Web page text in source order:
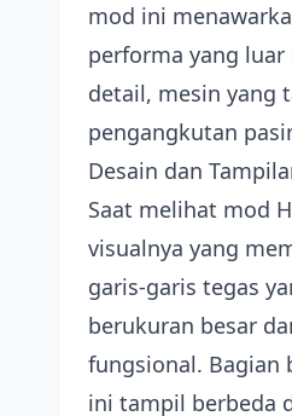
mod ini
performa yang
detail, mesin yang
pengangkutan
Desain dan
Saat melihat mod
visualnya yang
garis-garis tegas
berukuran besar
fungsional. Bagian
ini tampil berbeda